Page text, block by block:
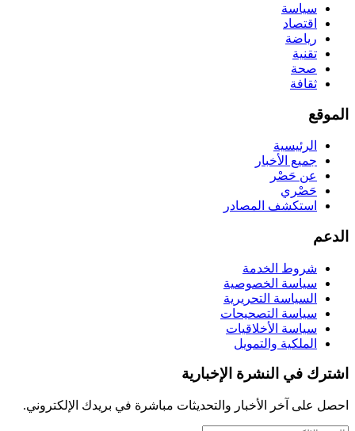
سياسة
اقتصاد
رياضة
تقنية
صحة
ثقافة
الموقع
الرئيسية
جميع الأخبار
عن حَصْر
حَصْري
استكشف المصادر
الدعم
شروط الخدمة
سياسة الخصوصية
السياسة التحريرية
سياسة التصحيحات
سياسة الأخلاقيات
الملكية والتمويل
اشترك في النشرة الإخبارية
احصل على آخر الأخبار والتحديثات مباشرة في بريدك الإلكتروني.